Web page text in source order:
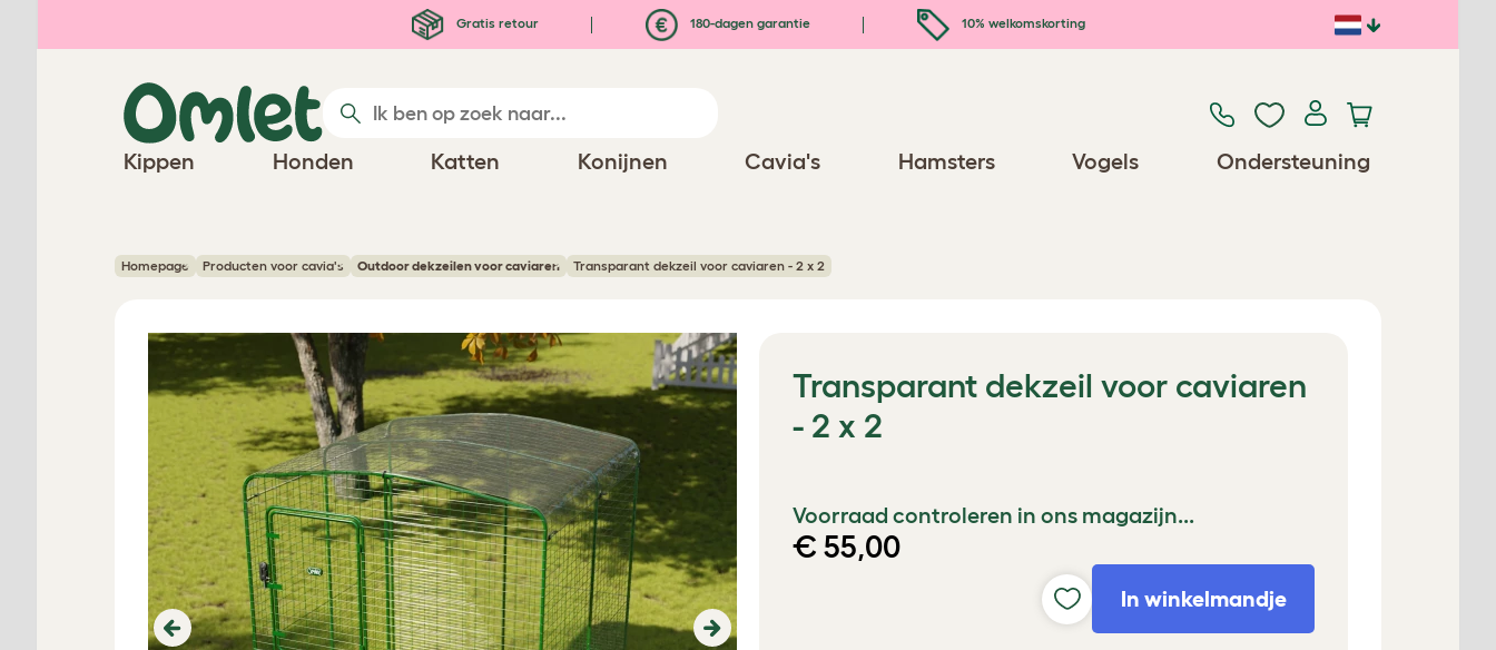
Gratis retour 180-dagen garantie 10% welkomskorting
Kippen Honden Katten Konijnen Cavia's Hamsters Vogels Ondersteuning
Homepage Producten voor cavia's Outdoor dekzeilen voor caviaren Transparant dekzeil voor caviaren - 2 x 2
Previous Next
Transparant dekzeil voor caviaren
- 2 x 2
Voorraad controleren in ons magazijn...
€ 55,00
In winkelmandje